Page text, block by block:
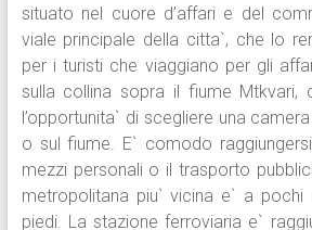
situato nel cuore d’affari e del
viale principale della citta`, che lo
per i turisti che viaggiano per gli
sulla collina sopra il fiume Mtkvari,
l’opportunita` di scegliere una
o sul fiume. E` comodo
mezzi personali o il trasporto
metropolitana piu` vicina e` a pochi
piedi. La stazione ferroviaria e`